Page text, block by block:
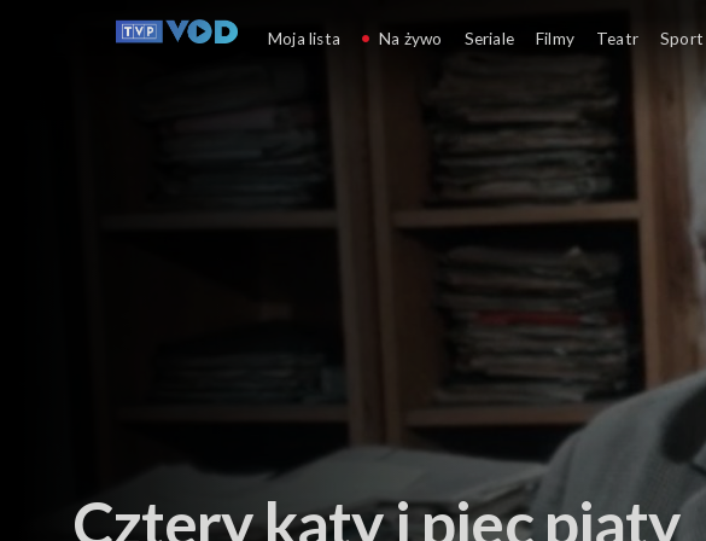
Cztery kąty i piec piąty
Moja lista Na żywo Seriale Filmy Teatr Sport